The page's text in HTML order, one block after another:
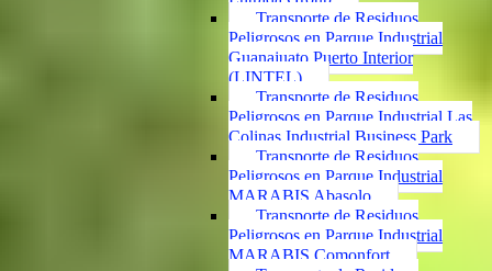
Transporte de Residuos
Peligrosos en Parque Industrial
Guanajuato Puerto Interior
(LINTEL)
Transporte de Residuos
Peligrosos en Parque Industrial Las
Colinas Industrial Business Park
Transporte de Residuos
Peligrosos en Parque Industrial
MARABIS Abasolo
Transporte de Residuos
Peligrosos en Parque Industrial
MARABIS Comonfort